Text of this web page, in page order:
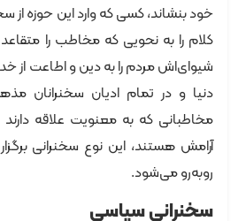
خود بنشاند، کسی که وارد این حوزه از
کلام را به نحویی که مخاطب را متقاعد
شیوای‌اش مردم را به دین و اطاعت از
دنیا و در تمام ادیان سخنرانان
مخاطبانی که به معنویت علاقه
آرامش هستند، این نوع سخنرانی
روبه‌رو می‌شود.
سخنرانی سیاسی